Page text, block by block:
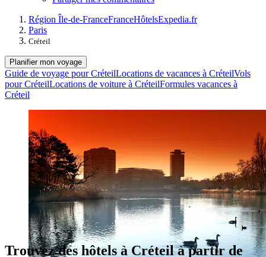
Région Île-de-FranceFranceHôtelsExpedia.fr
Paris
Créteil
Planifier mon voyage
Guide de voyage pour CréteilLocations de vacances à CréteilVols
pour CréteilLocations de voiture à CréteilFormules vacances à
Créteil
Trouvez des hôtels à Créteil à partir de